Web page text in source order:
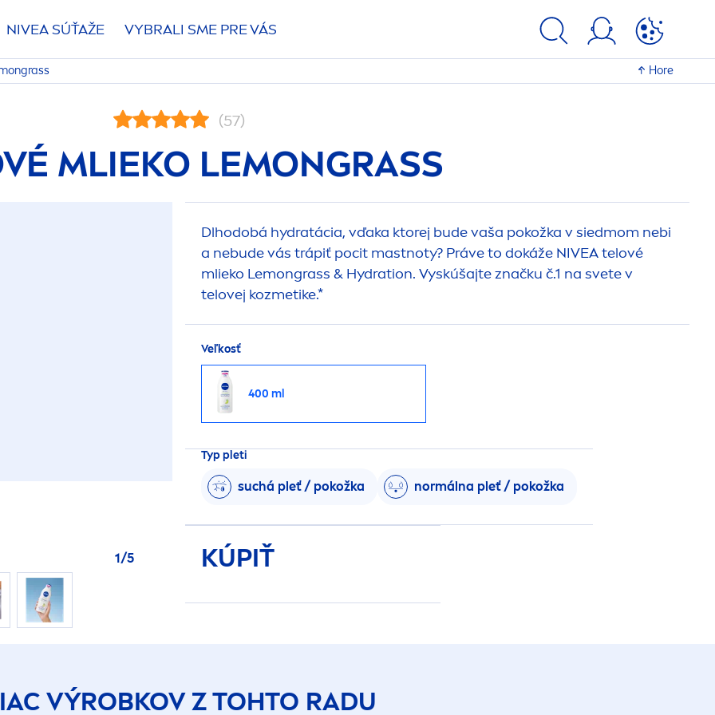
NIVEASÚŤAŽE VYBRALI SME PRE VÁS
Hore
(57)
MLIEKO LEMONGRASS
1/5
Dlhodobá hydratácia, vďaka ktorej bude vaša pokožka v siedmom nebi
a nebude vás trápiť pocit mastnoty? Práve to dokáže NIVEAtelové
mlieko Lemongrass & Hydration. Vyskúšajte značku č.1 na svete v
telovej kozmetike.*
Veľkosť
400 ml
Typ pleti
suchá pleť / pokožka normálna pleť / pokožka
KÚPIŤ
VÝROBKOV Z TOHTO RADU